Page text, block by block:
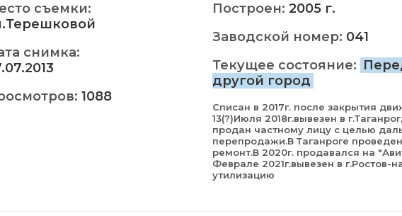
съемки:
снимка:
1088
Построен: 2005 г.
Заводской номер: 041
Текущее состояние:
другой город
Списан в 2017г. после закрытия
13(?)Июля 2018г.вывезен в
продан частному лицу с целью
перепродажи.В Таганроге
ремонт.В 2020г. продавался на
Феврале 2021г.вывезен в г.Ростов-
утилизацию